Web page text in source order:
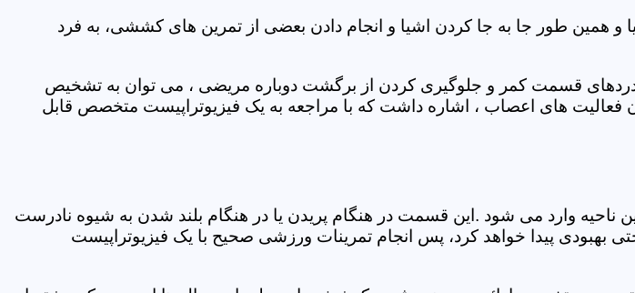
همین طور جا به جا کردن اشیا و انجام دادن بعضی از تمرین های کششی، به فرد
دردهای قسمت کمر و جلوگیری کردن از برگشت دوباره مریضی ، می توان به تشخیص
های اعصاب ، اشاره داشت که با مراجعه به یک فیزیوتراپیست متخصص قابل
وارد می شود .این قسمت در هنگام پریدن یا در هنگام بلند شدن به شیوه نادرست
بهبودی پیدا خواهد کرد، پس انجام تمرینات ورزشی صحیح با یک فیزیوتراپیست